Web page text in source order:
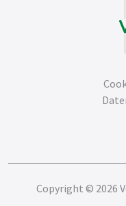
Copyright © 2026